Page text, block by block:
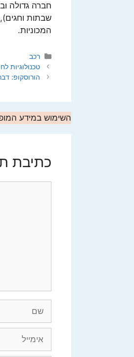
חברה גדולה
שבתות
המכוניות.
קטגוריות
רכב
טכנולוגיות
הורוסקופ:
השימוש במידע
כתיבת